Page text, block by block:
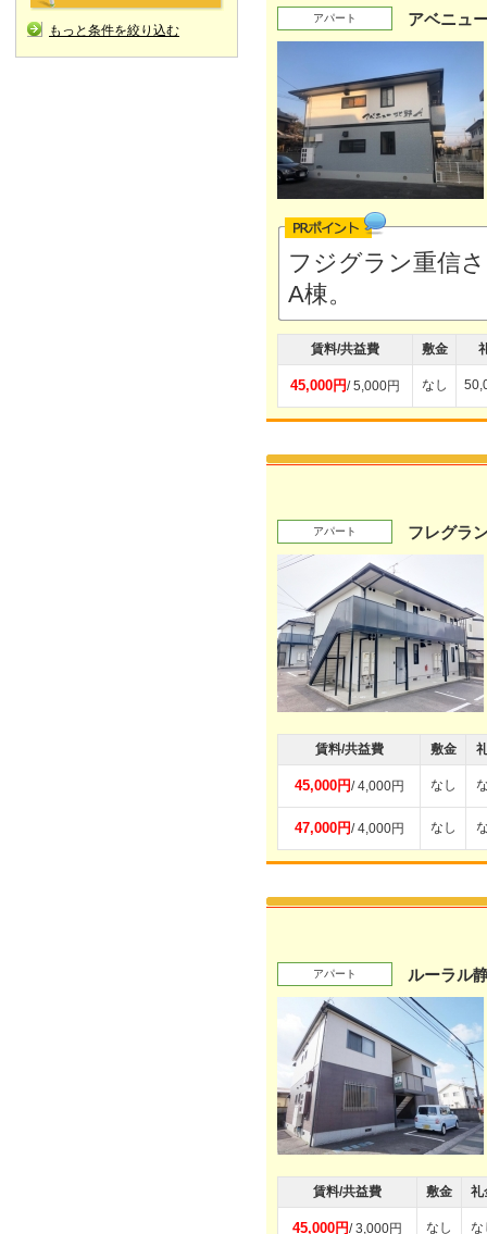
もっと条件を絞り込む
アパート アベニュ
フジグラン重信
A棟。
賃料/共益費 敷金
45,000円/ 5,000円 なし
アパート フレグラ
賃料/共益費 敷金
45,000円/ 4,000円 なし
47,000円/ 4,000円 なし
アパート ルーラル
賃料/共益費 敷金 礼
45,000円/ 3,000円 なし な